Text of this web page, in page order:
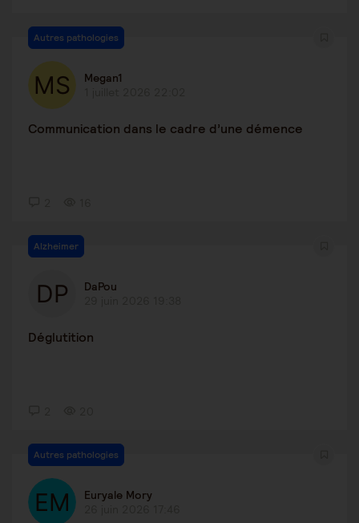
Autres pathologies
Megan1
Communication dans le cadre d’une démence
Alzheimer
DaPou
Déglutition
Autres pathologies
Euryale Mory